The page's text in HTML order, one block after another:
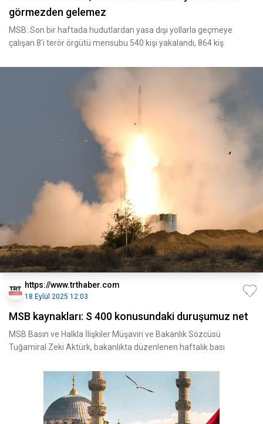
görmezden gelemez
MSB: Son bir haftada hudutlardan yasa dışı yollarla geçmeye
çalışan 8'i terör örgütü mensubu 540 kişi yakalandı, 864 kiş
https://www.trthaber.com
18 Eylül 2025 12:03
MSB kaynakları: S 400 konusundaki duruşumuz net
MSB Basın ve Halkla İlişkiler Müşaviri ve Bakanlık Sözcüsü
Tuğamiral Zeki Aktürk, bakanlıkta düzenlenen haftalık bası